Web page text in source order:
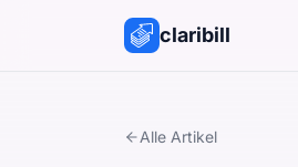
claribill
Alle Artikel